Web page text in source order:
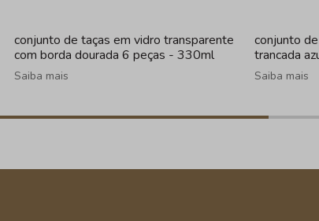
conjunto de taças em vidro transparente
com borda dourada 6 peças - 330ml
Saiba mais
conjunto
trancada
Saiba mais